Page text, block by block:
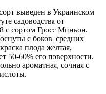
выведен в Украинском
садоводства от
с сортом Гросс Миньон.
с боков, средних
плода желтая,
50-60% его поверхности.
ароматная, сочная с